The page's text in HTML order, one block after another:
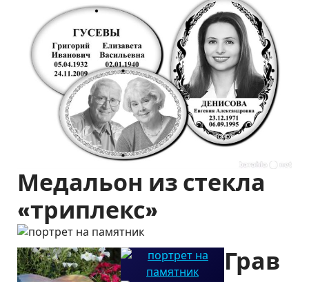
Медальон из стекла
«триплекс»
Грав